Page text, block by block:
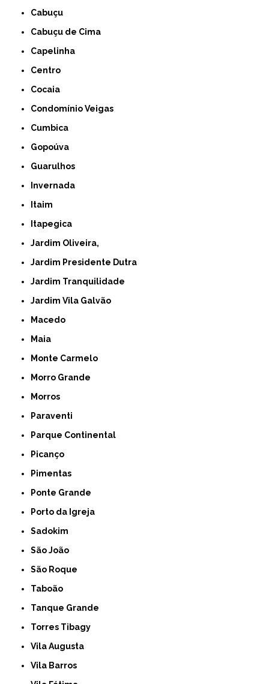
Cabuçu
Cabuçu de Cima
Capelinha
Centro
Cocaia
Condomínio Veigas
Cumbica
Gopoúva
Guarulhos
Invernada
Itaim
Itapegica
Jardim Oliveira,
Jardim Presidente Dutra
Jardim Tranquilidade
Jardim Vila Galvão
Macedo
Maia
Monte Carmelo
Morro Grande
Morros
Paraventi
Parque Continental
Picanço
Pimentas
Ponte Grande
Porto da Igreja
Sadokim
São João
São Roque
Taboão
Tanque Grande
Torres Tibagy
Vila Augusta
Vila Barros